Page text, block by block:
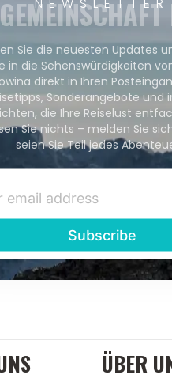
Sie die neuesten Updates
in die Sehenswürdigkeiten
direkt in Ihren
Sonderangebote und
die Ihre Reiselust
Sie nichts – melden Sie
seien Sie Teil jedes
ÜBER